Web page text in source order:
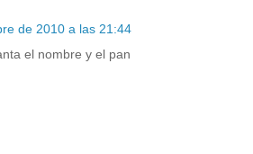
de 2010 a las 21:44
el nombre y el pan